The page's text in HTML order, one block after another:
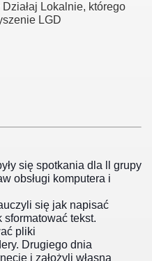
Lokalnie, którego
LGD
się spotkania dla ll grupy
obsługi komputera i
się jak napisać
sformatować tekst.
pliki
Drugiego dnia
i założyli własną